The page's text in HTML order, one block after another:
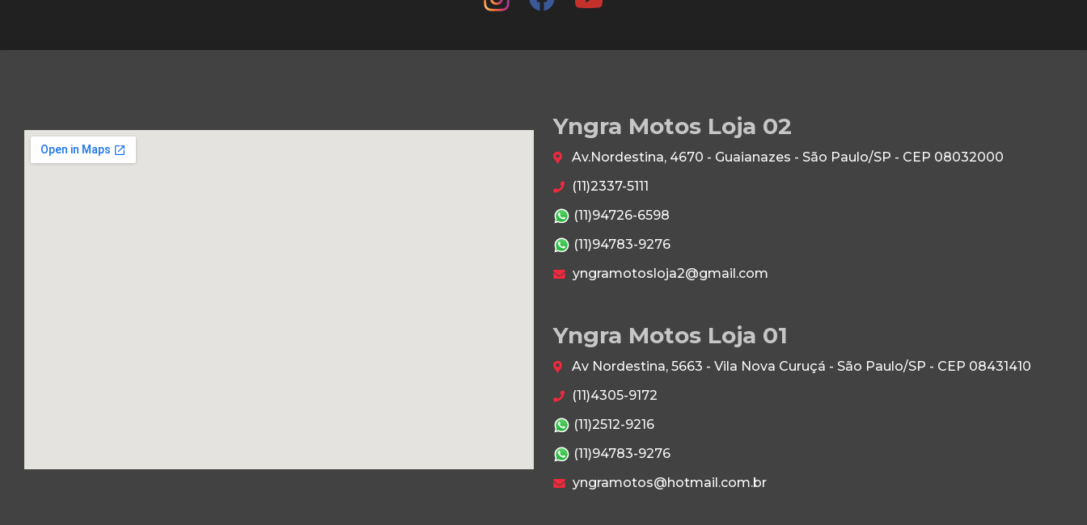
Yngra Motos Loja 02
Av.Nordestina, 4670 - Guaianazes - São Paulo/SP - CEP 08032000
(11)2337-5111
(11)94726-6598
(11)94783-9276
yngramotosloja2@gmail.com
Yngra Motos Loja 01
Av Nordestina, 5663 - Vila Nova Curuçá - São Paulo/SP - CEP 08431410
(11)4305-9172
(11)2512-9216
(11)94783-9276
yngramotos@hotmail.com.br